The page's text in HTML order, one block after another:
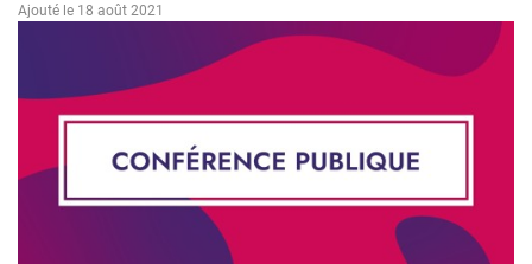
Ajouté le 18 août 2021